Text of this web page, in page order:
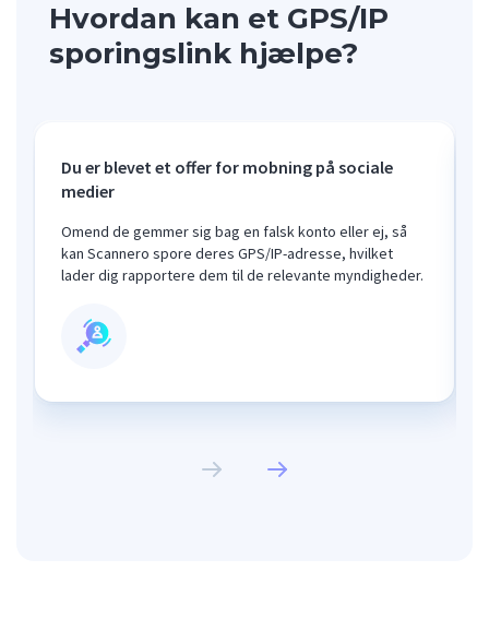
Hvordan kan et GPS/IP
sporingslink hjælpe?
Du er blevet et offer for mobning på sociale
medier
Omend de gemmer sig bag en falsk konto eller ej, så
kan Scannero spore deres GPS/IP-adresse, hvilket
lader dig rapportere dem til de relevante myndigheder.